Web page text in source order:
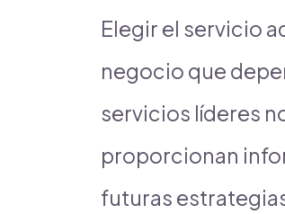
Elegir el servicio
negocio que
servicios líderes
proporcionan
futuras